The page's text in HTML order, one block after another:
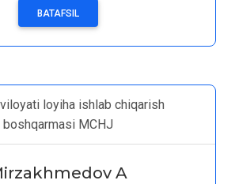
BATAFSIL
loyiha ishlab chiqarish
boshqarmasi MCHJ
A